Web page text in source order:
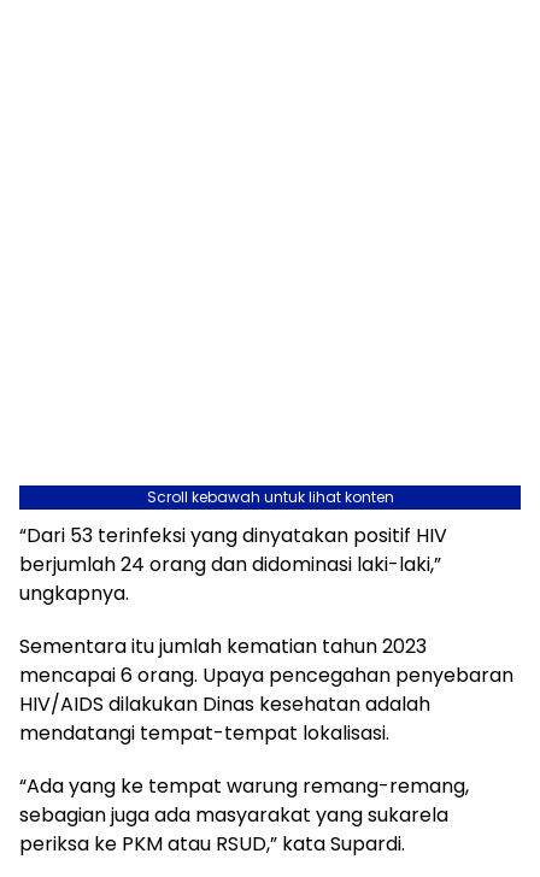
Scroll kebawah untuk lihat konten
“Dari 53 terinfeksi yang dinyatakan positif HIV
berjumlah 24 orang dan didominasi laki-laki,”
ungkapnya.
Sementara itu jumlah kematian tahun 2023
mencapai 6 orang. Upaya pencegahan penyebaran
HIV/AIDS dilakukan Dinas kesehatan adalah
mendatangi tempat-tempat lokalisasi.
“Ada yang ke tempat warung remang-remang,
sebagian juga ada masyarakat yang sukarela
periksa ke PKM atau RSUD,” kata Supardi.